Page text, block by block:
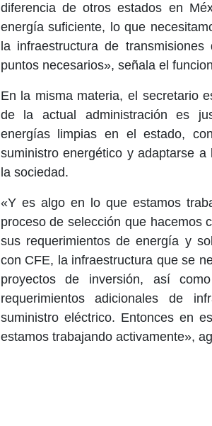
diferencia de otros estados en
energía suficiente, lo que
la infraestructura de
puntos necesarios», señala el
En la misma materia, el secretario
de la actual administración es
energías limpias en el estado,
suministro energético y adaptarse
la sociedad.
«Y es algo en lo que estamos
proceso de selección que hacemos
sus requerimientos de energía y
con CFE, la infraestructura que se
proyectos de inversión, así
requerimientos adicionales de
suministro eléctrico. Entonces en
estamos trabajando activamente»,